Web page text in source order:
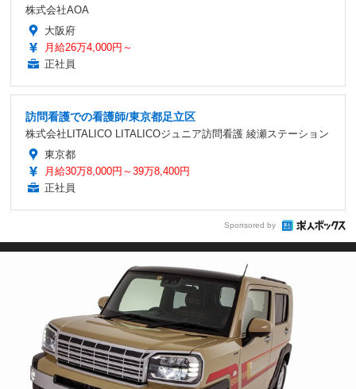
株式会社AOA
大阪府
月給26万4,000円～
正社員
訪問看護での看護師/東京都足立区
株式会社LITALICO LITALICOジュニア訪問看護 綾瀬ステーション
東京都
月給30万8,000円～39万8,400円
正社員
Sponsored by